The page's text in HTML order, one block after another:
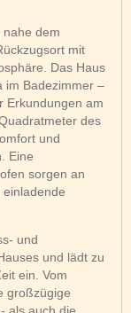
nahe dem
mit
Das Haus
im Badezimmer –
Erkundungen am
des
und
Eine
sorgen an
und
und lädt zu
ein. Vom
großzügige